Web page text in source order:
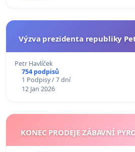
Výzva prezidenta republiky
Petr Havlíček
754 podpisů
1 Podpisy / 7 dní
12 Jan 2026
KONEC PRODEJE ZÁBAVNÍ